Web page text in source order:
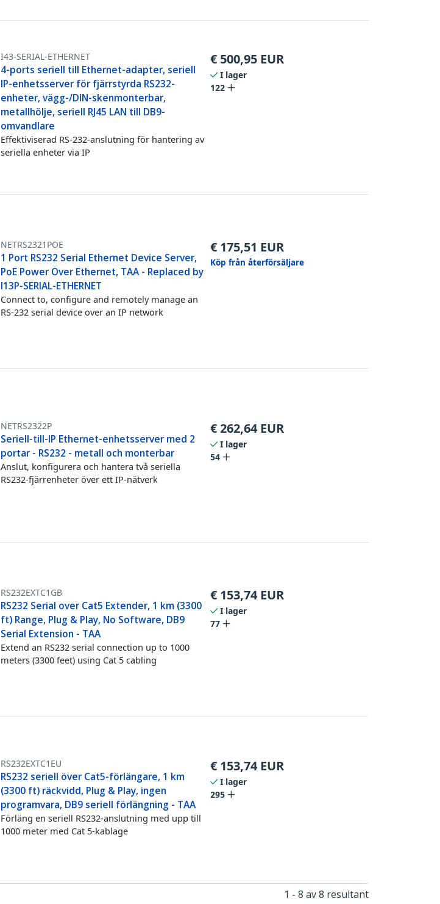
I43-SERIAL-ETHERNET
4-ports seriell till Ethernet-adapter, seriell
IP-enhetsserver för fjärrstyrda RS232-
enheter, vägg-/DIN-skenmonterbar,
metallhölje, seriell RJ45 LAN till DB9-
omvandlare
Effektiviserad RS-232-anslutning för hantering av
seriella enheter via IP
€ 500,95 EUR
I lager
122
NETRS2321POE
1 Port RS232 Serial Ethernet Device Server,
PoE Power Over Ethernet, TAA - Replaced by
I13P-SERIAL-ETHERNET
Connect to, configure and remotely manage an
RS-232 serial device over an IP network
€ 175,51 EUR
Köp från återförsäljare
NETRS2322P
Seriell-till-IP Ethernet-enhetsserver med 2
portar - RS232 - metall och monterbar
Anslut, konfigurera och hantera två seriella
RS232-fjärrenheter över ett IP-nätverk
€262,64 EUR
I lager
54
RS232EXTC1GB
RS232 Serial over Cat5 Extender, 1 km (3300
ft) Range, Plug & Play, No Software, DB9
Serial Extension - TAA
Extend an RS232 serial connection up to 1000
meters (3300 feet) using Cat 5 cabling
€ 153,74 EUR
I lager
77
RS232EXTC1EU
RS232 seriell över Cat5-förlängare, 1 km
(3300 ft) räckvidd, Plug & Play, ingen
programvara, DB9 seriell förlängning - TAA
Förläng en seriell RS232-anslutning med upp till
1000 meter med Cat 5-kablage
€ 153,74 EUR
I lager
295
1 - 8 av 8 resultant